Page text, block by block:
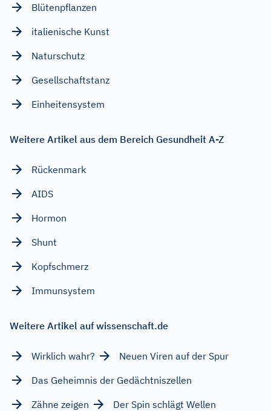
Blütenpflanzen
italienische Kunst
Naturschutz
Gesellschaftstanz
Einheitensystem
Weitere Artikel aus dem Bereich Gesundheit A-Z
Rückenmark
AIDS
Hormon
Shunt
Kopfschmerz
Immunsystem
Weitere Artikel auf wissenschaft.de
Wirklich wahr?
Neuen Viren auf der Spur
Das Geheimnis der Gedächtniszellen
Zähne zeigen
Der Spin schlägt Wellen